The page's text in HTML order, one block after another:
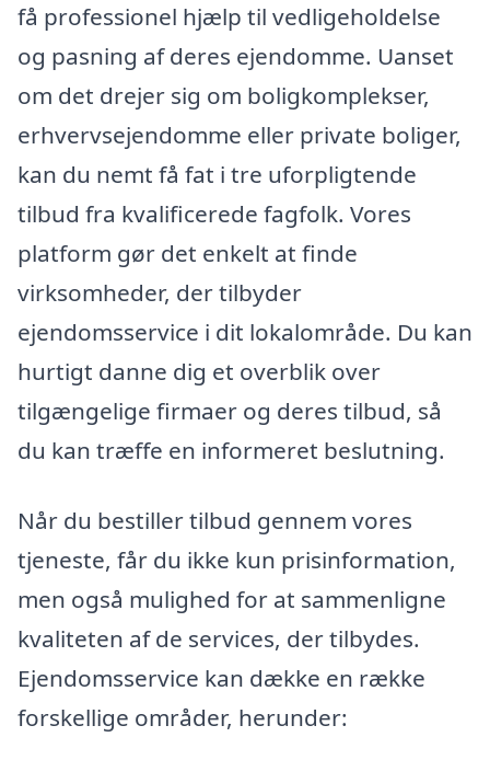
få professionel hjælp til vedligeholdelse
og pasning af deres ejendomme. Uanset
om det drejer sig om boligkomplekser,
erhvervsejendomme eller private boliger,
kan du nemt få fat i tre uforpligtende
tilbud fra kvalificerede fagfolk. Vores
platform gør det enkelt at finde
virksomheder, der tilbyder
ejendomsservice i dit lokalområde. Du kan
hurtigt danne dig et overblik over
tilgængelige firmaer og deres tilbud, så
du kan træffe en informeret beslutning.
Når du bestiller tilbud gennem vores
tjeneste, får du ikke kun prisinformation,
men også mulighed for at sammenligne
kvaliteten af de services, der tilbydes.
Ejendomsservice kan dække en række
forskellige områder, herunder: